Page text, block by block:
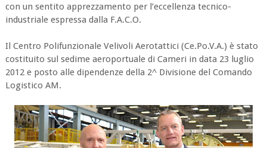
con un sentito apprezzamento per l’eccellenza tecnico-
industriale espressa dalla F.A.C.O.
Il Centro Polifunzionale Velivoli Aerotattici (Ce.Po.V.A.) è stato
costituito sul sedime aeroportuale di Cameri in data 23 luglio
2012 e posto alle dipendenze della 2^ Divisione del Comando
Logistico AM.